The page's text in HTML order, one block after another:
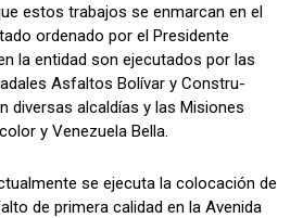
estos trabajos se enmarcan en el
ordenado por el Presidente
la entidad son ejecutados por las
Asfaltos Bolívar y Constru-
diversas alcaldías y las Misiones
y Venezuela Bella.
se ejecuta la colocación de
de primera calidad en la Avenida